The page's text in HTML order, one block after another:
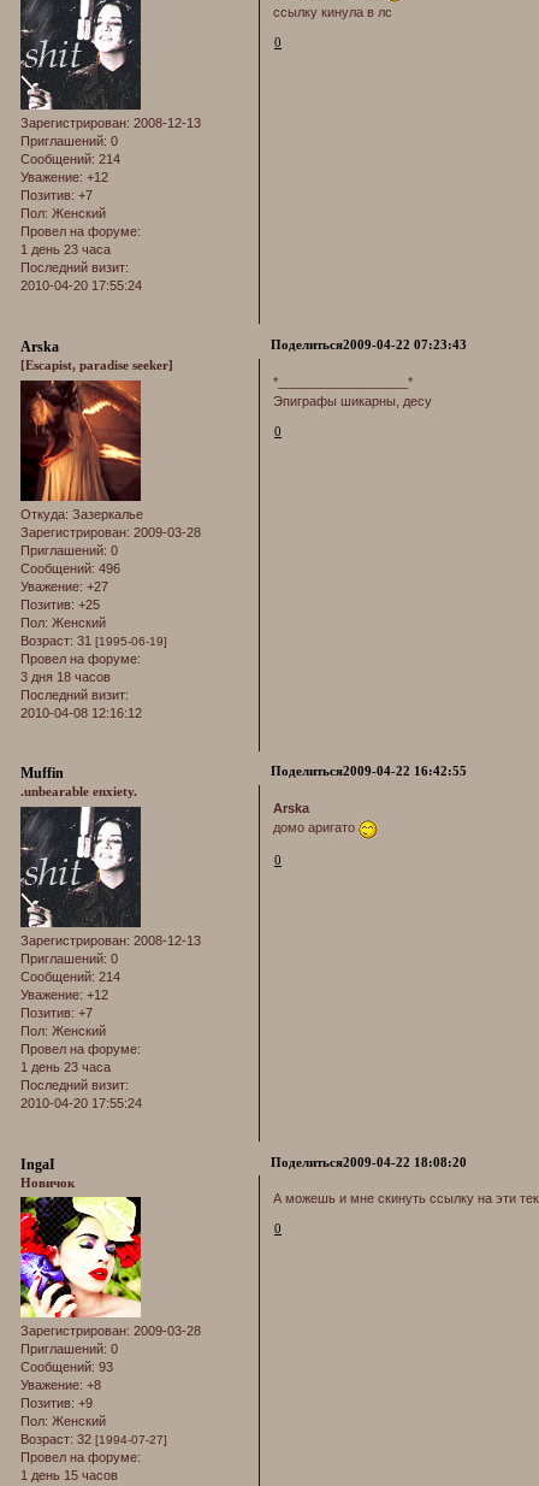
Зарегистрирован: 2008-12-13
Приглашений: 0
Сообщений: 214
Уважение: +12
Позитив: +7
Пол: Женский
Провел на форуме:
1 день 23 часа
Последний визит:
2010-04-20 17:55:24
ссылку кинула в лс
0
Поделиться2009-04-22 07:23:43
Arska
[Escapist, paradise seeker]
Откуда: Зазеркалье
Зарегистрирован: 2009-03-28
Приглашений: 0
Сообщений: 496
Уважение: +27
Позитив: +25
Пол: Женский
Возраст: 31 [1995-06-19]
Провел на форуме:
3 дня 18 часов
Последний визит:
2010-04-08 12:16:12
*__________________*
Эпиграфы шикарны, десу
0
Поделиться2009-04-22 16:42:55
Muffin
.unbearable enxiety.
Зарегистрирован: 2008-12-13
Приглашений: 0
Сообщений: 214
Уважение: +12
Позитив: +7
Пол: Женский
Провел на форуме:
1 день 23 часа
Последний визит:
2010-04-20 17:55:24
Arska
домо аригато
0
Поделиться2009-04-22 18:08:20
IngaI
Новичок
Зарегистрирован: 2009-03-28
Приглашений: 0
Сообщений: 93
Уважение: +8
Позитив: +9
Пол: Женский
Возраст: 32 [1994-07-27]
Провел на форуме:
1 день 15 часов
А можешь и мне скинуть ссылку на эти
0